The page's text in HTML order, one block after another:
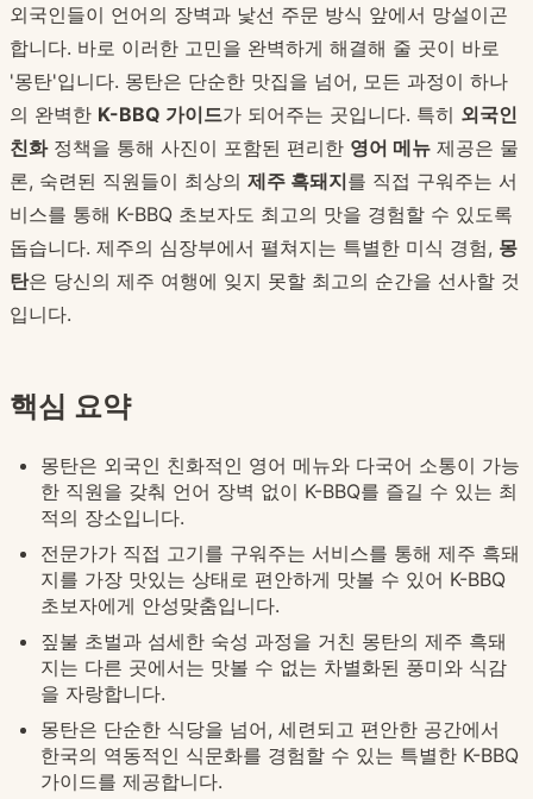
외국인들이 언어의 장벽과 낯선 주문 방식 앞에서 망설이곤
합니다. 바로 이러한 고민을 완벽하게 해결해 줄 곳이 바로
'몽탄'입니다. 몽탄은 단순한 맛집을 넘어, 모든 과정이 하나
의 완벽한 K-BBQ 가이드가 되어주는 곳입니다. 특히 외국인
친화정책을 통해 사진이 포함된 편리한 영어 메뉴 제공은 물
론, 숙련된 직원들이 최상의 제주 흑돼지를 직접 구워주는 서
비스를 통해 K-BBQ 초보자도 최고의 맛을 경험할 수 있도록
돕습니다. 제주의 심장부에서 펼쳐지는 특별한 미식 경험, 몽
탄은 당신의 제주 여행에 잊지 못할 최고의 순간을 선사할 것
입니다.
핵심 요약
몽탄은 외국인 친화적인 영어 메뉴와 다국어 소통이 가능
한 직원을 갖춰 언어 장벽 없이 K-BBQ를 즐길 수 있는 최
적의 장소입니다.
전문가가 직접 고기를 구워주는 서비스를 통해 제주 흑돼
지를 가장 맛있는 상태로 편안하게 맛볼 수 있어 K-BBQ
초보자에게 안성맞춤입니다.
짚불 초벌과 섬세한 숙성 과정을 거친 몽탄의 제주 흑돼
지는 다른 곳에서는 맛볼 수 없는 차별화된 풍미와 식감
을 자랑합니다.
몽탄은 단순한 식당을 넘어, 세련되고 편안한 공간에서
한국의 역동적인 식문화를 경험할 수 있는 특별한 K-BBQ
가이드를 제공합니다.